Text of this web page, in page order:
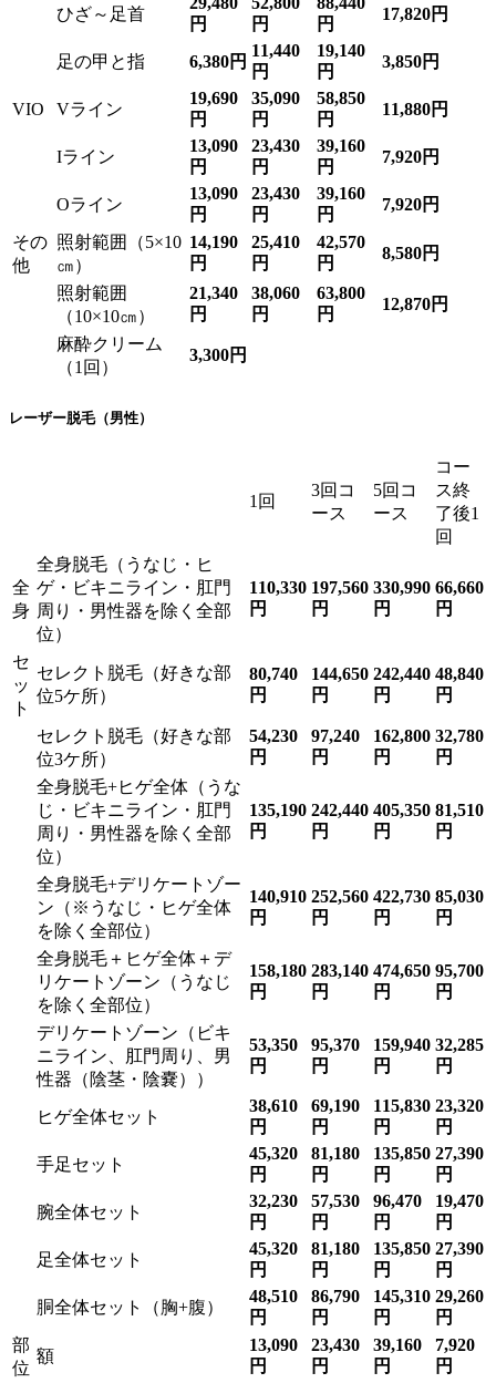
ひざ～足首
円
円
円
17,820円
足の甲と指 6,380円
11,440
円
19,140
円
3,850円
VIO Vライン
19,690
円
35,090
円
58,850
円
11,880円
Iライン
13,090
円
23,430
円
39,160
円
7,920円
Oライン
13,090
円
23,430
円
39,160
円
7,920円
その
他
照射範囲（5×10
㎝）
14,190
円
25,410
円
42,570
円
8,580円
照射範囲
（10×10㎝）
21,340
円
38,060
円
63,800
円
12,870円
麻酔クリーム
（1回）
3,300円
レーザー脱毛（男性）
1回
3回コ
ース
5回コ
ース
コー
ス終
了後1
回
全
身
全身脱毛（うなじ・ヒ
ゲ・ビキニライン・肛門
周り・男性器を除く全部
位）
110,330
円
197,560
円
330,990
円
66,660
円
セ
ッ
ト
セレクト脱毛（好きな部
位5ケ所）
80,740
円
144,650
円
242,440
円
48,840
円
セレクト脱毛（好きな部
位3ケ所）
54,230
円
97,240
円
162,800
円
32,780
円
全身脱毛+ヒゲ全体（うな
じ・ビキニライン・肛門
周り・男性器を除く全部
位）
135,190
円
242,440
円
405,350
円
81,510
円
全身脱毛+デリケートゾー
ン（※うなじ・ヒゲ全体
を除く全部位）
140,910
円
252,560
円
422,730
円
85,030
円
全身脱毛＋ヒゲ全体＋デ
リケートゾーン（うなじ
を除く全部位）
158,180
円
283,140
円
474,650
円
95,700
円
デリケートゾーン（ビキ
ニライン、肛門周り、男
性器（陰茎・陰嚢））
53,350
円
95,370
円
159,940
円
32,285
円
ヒゲ全体セット
38,610
円
69,190
円
115,830
円
23,320
円
手足セット
45,320
円
81,180
円
135,850
円
27,390
円
腕全体セット
32,230
円
57,530
円
96,470
円
19,470
円
足全体セット
45,320
円
81,180
円
135,850
円
27,390
円
胴全体セット（胸+腹）
48,510
円
86,790
円
145,310
円
29,260
円
部
位
額
13,090
円
23,430
円
39,160
円
7,920
円